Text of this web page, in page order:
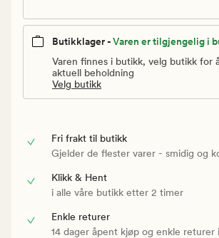
Butikklager -Varen er tilgjengelig i
Varen finnes i butikk, velg butikk for
aktuell beholdning
Velg butikk
Fri frakt til butikk
Gjelder de flester varer - smidig og
Klikk & Hent
i alle våre butikk etter 2 timer
Enkle returer
14 dager åpent kjøp og enkle returer